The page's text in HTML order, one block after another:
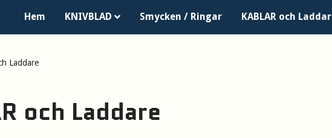
Hem KNIVBLAD Smycken / Ringar KABLAR och
Laddare
och Laddare